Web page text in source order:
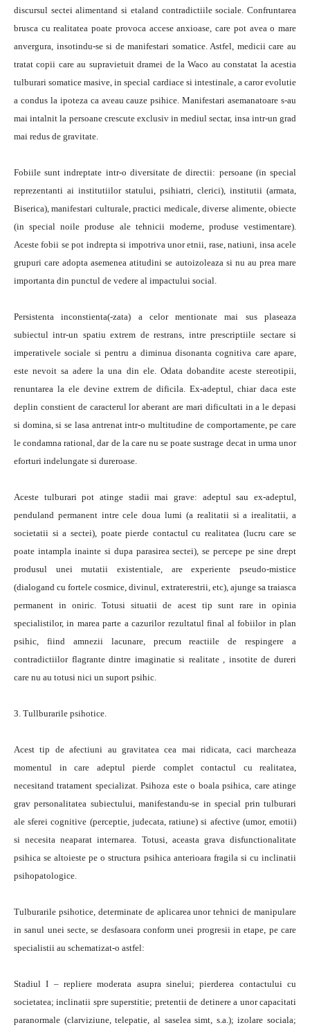
discursul sectei alimentand si etaland contradictiile sociale. Confruntarea
brusca cu realitatea poate provoca accese anxioase, care pot avea o mare
anvergura, insotindu-se si de manifestari somatice. Astfel, medicii care au
tratat copii care au supravietuit dramei de la Waco au constatat la acestia
tulburari somatice masive, in special cardiace si intestinale, a caror evolutie
a condus la ipoteza ca aveau cauze psihice. Manifestari asemanatoare s-au
mai intalnit la persoane crescute exclusiv in mediul sectar, insa intr-un grad
mai redus de gravitate.
Fobiile sunt indreptate intr-o diversitate de directii: persoane (in special
reprezentanti ai institutiilor statului, psihiatri, clerici), institutii (armata,
Biserica), manifestari culturale, practici medicale, diverse alimente, obiecte
(in special noile produse ale tehnicii moderne, produse vestimentare).
Aceste fobii se pot indrepta si impotriva unor etnii, rase, natiuni, insa acele
grupuri care adopta asemenea atitudini se autoizoleaza si nu au prea mare
importanta din punctul de vedere al impactului social.
Persistenta inconstienta(-zata) a celor mentionate mai sus plaseaza
subiectul intr-un spatiu extrem de restrans, intre prescriptiile sectare si
imperativele sociale si pentru a diminua disonanta cognitiva care apare,
este nevoit sa adere la una din ele. Odata dobandite aceste stereotipii,
renuntarea la ele devine extrem de dificila. Ex-adeptul, chiar daca este
deplin constient de caracterul lor aberant are mari dificultati in a le depasi
si domina, si se lasa antrenat intr-o multitudine de comportamente, pe care
le condamna rational, dar de la care nu se poate sustrage decat in urma unor
eforturi indelungate si dureroase.
Aceste tulburari pot atinge stadii mai grave: adeptul sau ex-adeptul,
penduland permanent intre cele doua lumi (a realitatii si a irealitatii, a
societatii si a sectei), poate pierde contactul cu realitatea (lucru care se
poate intampla inainte si dupa parasirea sectei), se percepe pe sine drept
produsul unei mutatii existentiale, are experiente pseudo-mistice
(dialogand cu fortele cosmice, divinul, extraterestrii, etc), ajunge sa traiasca
permanent in oniric. Totusi situatii de acest tip sunt rare in opinia
specialistilor, in marea parte a cazurilor rezultatul final al fobiilor in plan
psihic, fiind amnezii lacunare, precum reactiile de respingere a
contradictiilor flagrante dintre imaginatie si realitate , insotite de dureri
care nu au totusi nici un suport psihic.
3. Tullburarile psihotice.
Acest tip de afectiuni au gravitatea cea mai ridicata, caci marcheaza
momentul in care adeptul pierde complet contactul cu realitatea,
necesitand tratament specializat. Psihoza este o boala psihica, care atinge
grav personalitatea subiectului, manifestandu-se in special prin tulburari
ale sferei cognitive (perceptie, judecata, ratiune) si afective (umor, emotii)
si necesita neaparat internarea. Totusi, aceasta grava disfunctionalitate
psihica se altoieste pe o structura psihica anterioara fragila si cu inclinatii
psihopatologice.
Tulburarile psihotice, determinate de aplicarea unor tehnici de manipulare
in sanul unei secte, se desfasoara conform unei progresii in etape, pe care
specialistii au schematizat-o astfel:
Stadiul I – repliere moderata asupra sinelui; pierderea contactului cu
societatea; inclinatii spre superstitie; pretentii de detinere a unor capacitati
paranormale (clarviziune, telepatie, al saselea simt, s.a.); izolare sociala;